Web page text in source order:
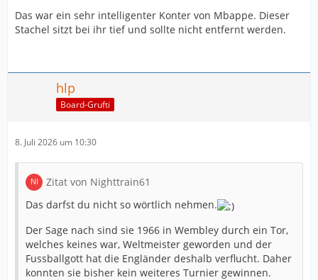
Das war ein sehr intelligenter Konter von Mbappe. Dieser
Stachel sitzt bei ihr tief und sollte nicht entfernt werden.
hlp
Board-Grufti
8. Juli 2026 um 10:30
Zitat von Nighttrain61
Das darfst du nicht so wörtlich nehmen.
Der Sage nach sind sie 1966 in Wembley durch ein Tor,
welches keines war, Weltmeister geworden und der
Fussballgott hat die Engländer deshalb verflucht. Daher
konnten sie bisher kein weiteres Turnier gewinnen.